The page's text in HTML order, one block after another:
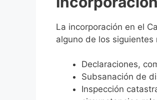
La incorporación en el
alguno de los siguientes
Declaraciones,
Subsanación de
Inspección